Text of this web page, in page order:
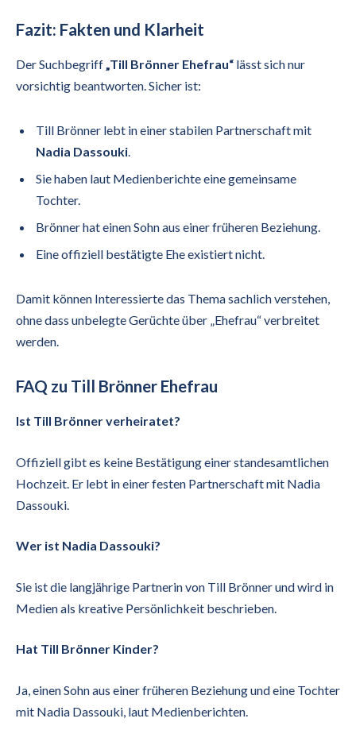
Fazit: Fakten und Klarheit
Der Suchbegriff„Till Brönner Ehefrau“ lässt sich nur
vorsichtig beantworten. Sicher ist:
Till Brönner lebt in einer stabilen Partnerschaft mit
Nadia Dassouki.
Sie haben laut Medienberichte eine gemeinsame
Tochter.
Brönner hat einen Sohn aus einer früheren Beziehung.
Eine offiziell bestätigte Ehe existiert nicht.
Damit können Interessierte das Thema sachlich verstehen,
ohne dass unbelegte Gerüchte über „Ehefrau“ verbreitet
werden.
FAQ zu Till Brönner Ehefrau
Ist Till Brönner verheiratet?
Offiziell gibt es keine Bestätigung einer standesamtlichen
Hochzeit. Er lebt in einer festen Partnerschaft mit Nadia
Dassouki.
Wer ist Nadia Dassouki?
Sie ist die langjährige Partnerin von Till Brönner und wird in
Medien als kreative Persönlichkeit beschrieben.
Hat Till Brönner Kinder?
Ja, einen Sohn aus einer früheren Beziehung und eine Tochter
mit Nadia Dassouki, laut Medienberichten.